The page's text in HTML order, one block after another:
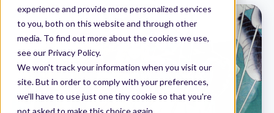
experience and provide more personalized services
to you, both on this website and through other
media. To find out more about the cookies we use,
see our Privacy Policy.
We won't track your information when you visit our
site. But in order to comply with your preferences,
we'll have to use just one tiny cookie so that you're
not asked to make this choice again.